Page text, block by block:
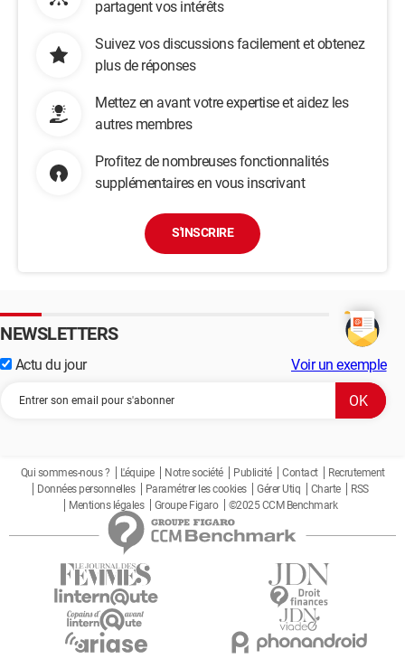
partagent vos intérêts
Suivez vos discussions facilement et obtenez
plus de réponses
Mettez en avant votre expertise et aidez les
autres membres
Profitez de nombreuses fonctionnalités
supplémentaires en vous inscrivant
S'INSCRIRE
NEWSLETTERS
Actu du jour Voir un exemple
Qui sommes-nous ? L'équipe Notre société Publicité Contact
Recrutement
Données personnelles
Paramétrer les cookies Gérer Utiq Charte
RSS
Mentions légales
Groupe Figaro ©2025 CCM Benchmark